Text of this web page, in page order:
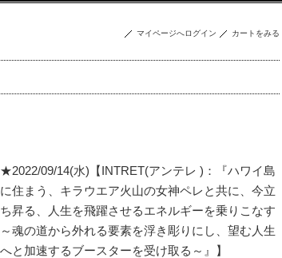
マイページへログイン カートをみる
★2022/09/14(水)【INTRET(アンテレ )：『ハワイ島
に住まう、キラウエア火山の女神ペレと共に、今立
ち昇る、人生を飛躍させるエネルギーを乗りこなす
～魂の道から外れる要素を浮き彫りにし、望む人生
へと加速するブースターを受け取る～』】